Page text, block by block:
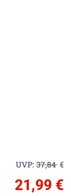
UVP: 37,84€
21,99 €